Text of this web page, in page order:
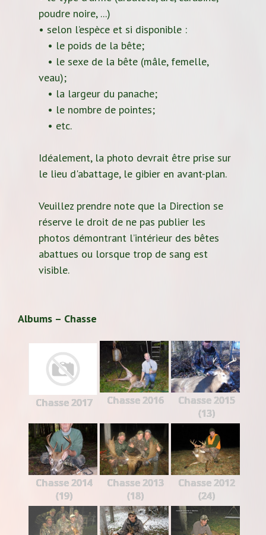
poudre noire, ...)
• selon l’espèce et si disponible :
• le poids de la bête;
• le sexe de la bête (mâle, femelle,
veau);
• la largeur du panache;
• le nombre de pointes;
• etc.
Idéalement, la photo devrait être prise sur
le lieu d'abattage, le gibier en avant-plan.
Veuillez prendre note que la Direction se
réserve le droit de ne pas publier les
photos démontrant l’intérieur des bêtes
abattues ou lorsque trop de sang est
visible.
Albums – Chasse
Chasse 2017 Chasse 2016
Chasse 2015
(13)
Chasse 2014
(19)
Chasse 2013
(18)
Chasse 2012
(24)